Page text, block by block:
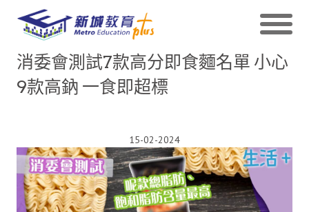
消委會測試7款高分即食麵名單 小心
9款高鈉 一食即超標
15-02-2024